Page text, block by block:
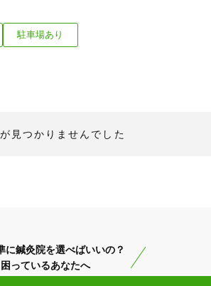
駐車場あり
見つかりませんでした
に鍼灸院を選べばいいの？
困っているあなたへ